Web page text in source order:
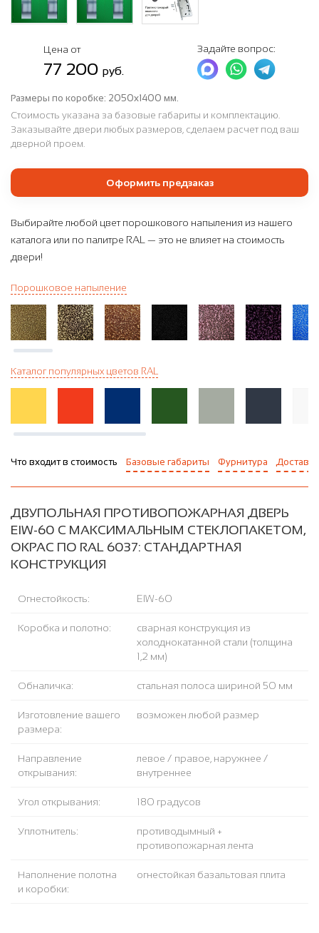
Цена от
77 200 руб.
Задайте вопрос:
Размеры по коробке: 2050х1400 мм.
Стоимость указана за базовые габариты и комплектацию.
Заказывайте двери любых размеров, сделаем расчет под ваш
дверной проем.
Оформить предзаказ
Выбирайте любой цвет порошкового напыления из нашего
каталога или по палитре RAL — это не влияет на стоимость
двери!
Порошковое напыление
Каталог популярных цветов RAL
Что входит в стоимость Базовые габариты Фурнитура Доставка
ДВУПОЛЬНАЯ ПРОТИВОПОЖАРНАЯ ДВЕРЬ
EIW-60 С МАКСИМАЛЬНЫМ СТЕКЛОПАКЕТОМ,
ОКРАС ПО RAL 6037: СТАНДАРТНАЯ
КОНСТРУКЦИЯ
Огнестойкость: EIW-60
Коробка и полотно:
сварная конструкция из
холоднокатанной стали (толщина
1,2 мм)
Обналичка: стальная полоса шириной 50 мм
Изготовление вашего
размера:
возможен любой размер
Направление
открывания:
левое / правое, наружнее /
внутреннее
Угол открывания: 180 градусов
Уплотнитель:
противодымный +
противопожарная лента
Наполнение полотна
и коробки:
огнестойкая базальтовая плита